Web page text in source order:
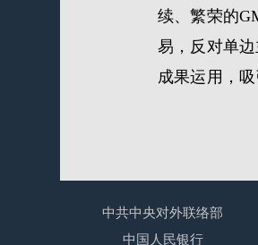
续、繁荣的
易，反对单
成果运用，
中共中央对外联络部
中国人民银行